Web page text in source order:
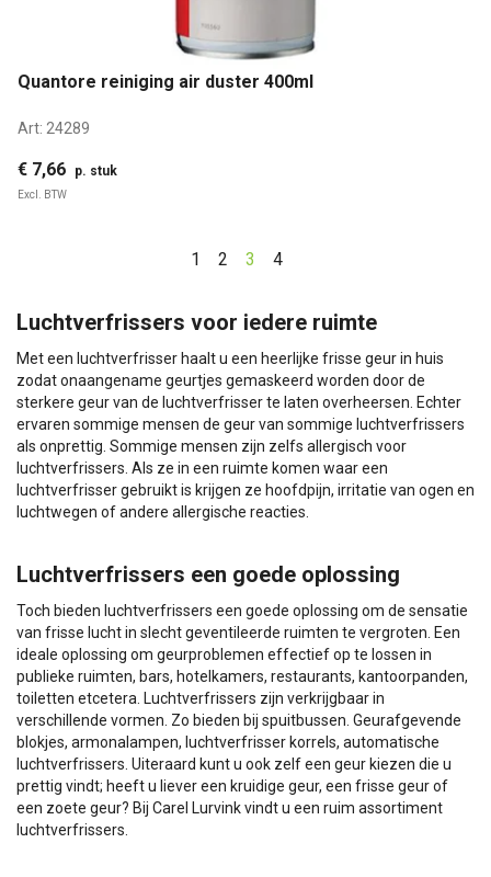
Quantore reiniging air duster 400ml
Art: 24289
€ 7,66 p. stuk
Excl. BTW
1 2 3 4
Luchtverfrissers voor iedere ruimte
Met een luchtverfrisser haalt u een heerlijke frisse geur in huis
zodat onaangename geurtjes gemaskeerd worden door de
sterkere geur van de luchtverfrisser te laten overheersen. Echter
ervaren sommige mensen de geur van sommige luchtverfrissers
als onprettig. Sommige mensen zijn zelfs allergisch voor
luchtverfrissers. Als ze in een ruimte komen waar een
luchtverfrisser gebruikt is krijgen ze hoofdpijn, irritatie van ogen en
luchtwegen of andere allergische reacties.
Luchtverfrissers een goede oplossing
Toch bieden luchtverfrissers een goede oplossing om de sensatie
van frisse lucht in slecht geventileerde ruimten te vergroten. Een
ideale oplossing om geurproblemen effectief op te lossen in
publieke ruimten, bars, hotelkamers, restaurants, kantoorpanden,
toiletten etcetera. Luchtverfrissers zijn verkrijgbaar in
verschillende vormen. Zo bieden bij spuitbussen. Geurafgevende
blokjes, armonalampen, luchtverfrisser korrels, automatische
luchtverfrissers. Uiteraard kunt u ook zelf een geur kiezen die u
prettig vindt; heeft u liever een kruidige geur, een frisse geur of
een zoete geur? Bij Carel Lurvink vindt u een ruim assortiment
luchtverfrissers.